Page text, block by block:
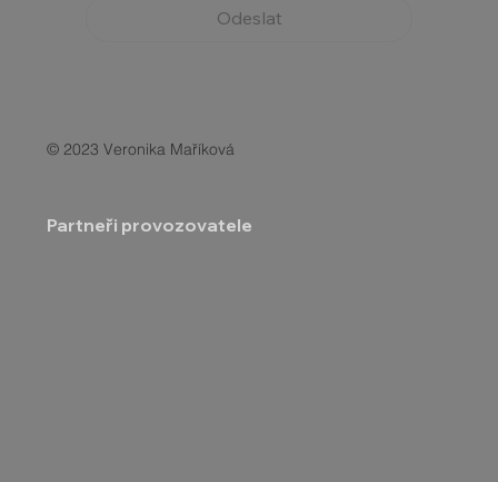
Odeslat
© 2023 Veronika Maříková
Partneři provozovatele